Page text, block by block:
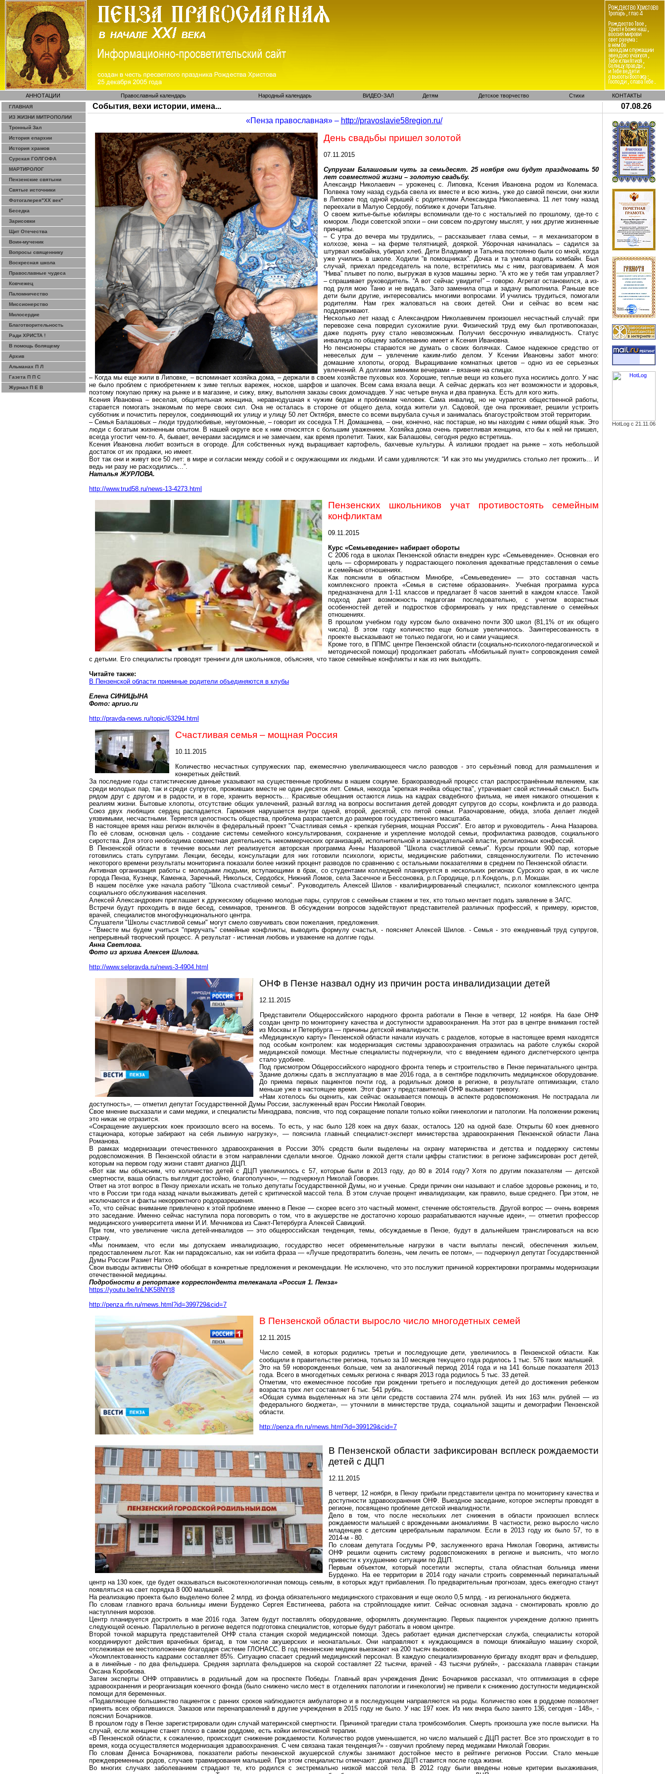
АННОТАЦИИ Православный календарь Народный календарь ВИДЕО-ЗАЛ Детям Детское творчество Стихи КОНТАКТЫ
ГЛАВНАЯ
ИЗ ЖИЗНИ МИТРОПОЛИИ
Тронный Зал
История епархии
История храмов
Сурская ГОЛГОФА
МАРТИРОЛОГ
Пензенские святыни
Святые источники
Фотогалерея"ХХ век"
Беседка
Зарисовки
Щит Отечества
Воин-мученик
Вопросы священнику
Воскресная школа
Православные чудеса
Ковчежец
Паломничество
Миссионерство
Милосердие
Благотворительность
Ради ХРИСТА !
В помощь болящему
Архив
Альманах П Л
Газета П П С
Журнал П Е В
События, вехи истории, имена...
07.08.26
«Пенза православная» – http://pravoslavie58region.ru/
День свадьбы пришел золотой
07.11.2015
Супругам Балашовымчуть за семьдесят. 25 ноября они будут праздновать 50
лет совместной жизни – золотую свадьбу.
Александр Николаевич – уроженец с. Липовка, Ксения Ивановна родом из Колемаса.
Полвека тому назад судьба свела их вместе и всю жизнь, уже до самой пенсии, они жили
вЛиповке под одной крышей с родителями Александра Николаевича. 11 лет тому назад
переехали в Малую Сердобу, поближе к дочери Татьяне.
О своем житье-бытье юбиляры вспоминали где-то сностальгией по прошлому, где-то с
юмором. Люди советской эпохи – они совсем по-другому мыслят, у них другие жизненные
принципы.
– С утра до вечера мы трудились, – рассказывает глава семьи, – я механизатором в
колхозе, жена – на ферме телятницей, дояркой. Уборочная начиналась – садился за
штурвал комбайна, убирал хлеб. Дети Владимир и Татьяна постоянно были со мной, когда
уже учились в школе. Ходили “в помощниках”. Дочка и та умела водить комбайн. Был
случай, приехал председатель на поле, встретились мы с ним, разговариваем. А моя
“Нива” плывет по полю, выгружая в кузов машины зерно. “А кто же у тебя там управляет?
– спрашивает руководитель. “А вот сейчас увидите!” – говорю. Агрегат остановился, а из-
под руля мою Таню и не видать. Зато заменила отца и задачу выполнила. Раньше все
дети были другие, интересовались многими вопросами. И учились трудиться, помогали
родителям. Нам грех жаловаться на своих детей. Они и сейчас во всем нас
поддерживают.
Несколько лет назад с Александром Николаевичем произошел несчастный случай: при
перевозке сена повредил сухожилие руки. Физический труд ему был противопоказан,
даже поднять руку стало невозможным. Получил бессрочную инвалидность. Статус
инвалида по общему заболеванию имеет и Ксения Ивановна.
Но пенсионеры стараются не думать о своих болячках. Самое надежное средство от
невеселых дум – увлечение каким-либо делом. У Ксении Ивановны забот много:
домашние хлопоты, огород. Выращивание комнатных цветов – одно из ее серьезных
увлечений. А долгими зимними вечерами – вязание на спицах.
– Когда мы еще жили вЛиповке, – вспоминает хозяйка дома, – держали в своем хозяйстве пуховых коз. Хорошие, теплые вещи из козьего пуха носились долго. У нас
не было проблем с приобретением к зиме теплых варежек, носков, шарфов и шапочек. Всем сама вязала вещи. А сейчас держать коз нет возможности и здоровья,
поэтому покупаю пряжу на рынке и в магазине, и сижу, вяжу, выполняя заказы своих домочадцев. У нас четыре внука и два правнука. Есть для кого жить.
Ксения Ивановна – веселая, общительная женщина, неравнодушная к чужим бедам и проблемам человек. Сама инвалид, но не чурается общественной работы,
старается помогать знакомым по мере своих сил. Она не осталась в стороне от общего дела, когда жители ул. Садовой, где она проживает, решили устроить
субботник и почистить переулок, соединяющий их улицу и улицу 50 лет Октября, вместе со всеми вырубала сучья и занималась благоустройством этой территории.
– Семья Балашовых – люди трудолюбивые, неугомонные, – говорит их соседка Т.Н. Домашнева, – они, конечно, нас постарше, но мы находим с ними общий язык. Это
люди с богатым жизненным опытом. В нашей округе все к ним относятся с большим уважением. Хозяйка дома очень приветливая женщина, кто бы к ней ни пришел,
всегда угостит чем-то. А, бывает, вечерами засидимся и не замечаем, как время пролетит. Таких, как Балашовы, сегодня редко встретишь.
Ксения Ивановна любит возиться в огороде. Для собственных нужд выращивает картофель, бахчевые культуры. А излишки продает на рынке – хоть небольшой
достаток от их продажи, но имеет.
Вот так они и живут все 50 лет: в мире и согласии между собой и с окружающими их людьми. И сами удивляются: “И как это мы умудрились столько лет прожить... И
ведь ни разу не расходились...”.
Наталья ЖУРЛОВА.
http://www.trud58.ru/news-13-4273.html
Пензенских школьников учат противостоять семейным
конфликтам
09.11.2015
Курс «Семьеведение» набирает обороты
С 2006 года в школах Пензенской области внедрен курс «Семьеведение». Основная его
цель — сформировать у подрастающего поколения адекватные представления о семье
и семейных отношениях.
Как пояснили в областном Минобре, «Семьеведение» — это составная часть
комплексного проекта «Семья в системе образования». Учебная программа курса
предназначена для 1-11 классов и предлагает 8 часов занятий в каждом классе. Такой
подход дает возможность педагогам последовательно, с учетом возрастных
особенностей детей и подростков сформировать у них представление о семейных
отношениях.
В прошлом учебном году курсом было охвачено почти 300 школ (81,1% от их общего
числа). В этом году количество еще больше увеличилось. Заинтересованность в
проекте высказывают не только педагоги, но и сами учащиеся.
Кроме того, в ППМС центре Пензенской области (социально-психолого-педагогической и
методической помощи) продолжает работать «Мобильный пункт» сопровождения семей
с детьми. Его специалисты проводят тренинги для школьников, объясняя, что такое семейные конфликты и как из них выходить.
Читайте также:
В Пензенской области приемные родители объединяются в клубы
Елена СИНИЦЫНА
Фото: apruo.ru
http://pravda-news.ru/topic/63294.html
Счастливая семья – мощная Россия
10.11.2015
Количество несчастных супружеских пар, ежемесячно увеличивающееся число разводов - это серьёзный повод для размышления и
конкретных действий.
За последние годы статистические данные указывают на существенные проблемы в нашем социуме. Бракоразводный процесс стал распространённым явлением, как
среди молодых пар, так и среди супругов, проживших вместе не один десяток лет. Семья, некогда "крепкая ячейка общества", утрачивает свой истинный смысл. Быть
рядом друг с другом и в радости, и в горе, хранить верность… Красивые обещания остаются лишь на кадрах свадебного фильма, не имея никакого отношения к
реалиям жизни. Бытовые хлопоты, отсутствие общих увлечений, разный взгляд на вопросы воспитания детей доводят супругов до ссоры, конфликта и до развода.
Союз двух любящих сердец распадается. Гармония нарушается внутри одной, второй, десятой, сто пятой семьи. Разочарование, обида, злоба делает людей
уязвимыми, несчастными. Теряется целостность общества, проблема разрастается до размеров государственного масштаба.
В настоящее время наш регион включён в федеральный проект "Счастливая семья - крепкая губерния, мощная Россия". Его автор и руководитель - Анна Назарова.
По её словам, основная цель - создание системы семейного консультирования, сохранение и укрепление молодой семьи, профилактика разводов, социального
сиротства. Для этого необходима совместная деятельность некоммерческих организаций, исполнительной и законодательной власти, религиозных конфессий.
В Пензенской области в течение восьми лет реализуется авторская программа Анны Назаровой "Школа счастливой семьи". Курсы прошли 900 пар, которые
готовились стать супругами. Лекции, беседы, консультации для них готовили психологи, юристы, медицинские работники, священнослужители. По истечению
некоторого времени результаты мониторинга показали более низкий процент разводов по сравнению с остальными показателями в среднем по Пензенской области.
Активная организация работы с молодыми людьми, вступающими в брак, со студентами колледжей планируется в нескольких регионах Сурского края, в их числе
города Пенза, Кузнецк, Каменка, Заречный, Никольск, Сердобск, Нижний Ломов, села Засечное и Бессоновка, р.п.Городище, р.п.Кондоль, р.п. Мокшан.
В нашем посёлке уже начала работу "Школа счастливой семьи". Руководитель Алексей Шилов - квалифицированный специалист, психолог комплексного центра
социального обслуживания населения.
Алексей Александрович приглашает к дружескому общению молодые пары, супругов с семейным стажем и тех, кто только мечтает подать заявление в ЗАГС.
Встречи будут проходить в виде бесед, семинаров, тренингов. В обсуждении вопросов задействуют представителей различных профессий, к примеру, юристов,
врачей, специалистов многофункционального центра.
Слушатели "Школы счастливой семьи" могут смело озвучивать свои пожелания, предложения.
- "Вместе мы будем учиться "приручать" семейные конфликты, выводить формулу счастья, - поясняет Алексей Шилов. - Семья - это ежедневный труд супругов,
непрерывный творческий процесс. А результат - истинная любовь и уважение на долгие годы.
Анна Светлова.
Фото из архива Алексея Шилова.
http://www.selpravda.ru/news-3-4904.html
ОНФ в Пензе назвал одну из причин роста инвалидизации детей
12.11.2015
Представители Общероссийского народного фронта работали в Пензе в четверг, 12 ноября. На базе ОНФ
создан центр по мониторингу качества и доступности здравоохранения. На этот раз в центре внимания гостей
из Москвы и Петербурга — причины детской инвалидности.
«Медицинскую карту» Пензенской области начали изучать с разделов, которые в настоящее время находятся
под особым контролем: как модернизация системы здравоохранения отразилась на работе службы скорой
медицинской помощи. Местные специалисты подчеркнули, что с введением единого диспетчерского центра
стало удобнее.
Под присмотром Общероссийского народного фронта теперь и строительство в Пензе перинатального центра.
Здание должны сдать в эксплуатацию в мае 2016 года, а в сентябре подключить медицинское оборудование.
До приема первых пациентов почти год, а родильных домов в регионе, в результате оптимизации, стало
меньше уже в настоящее время. Этот факт у представителей ОНФ вызывает тревогу.
«Нам хотелось бы оценить, как сейчас оказывается помощь в аспекте родовспоможения. Не пострадала ли
доступность», — отметил депутат Государственной Думы России, заслуженный врач России Николай Говорин.
Свое мнение высказали и сами медики, и специалисты Минздрава, пояснив, что под сокращение попали только койки гинекологии и патологии. На положении рожениц
это никак не отразится.
«Сокращение акушерских коек произошло всего на восемь. То есть, у нас было 128 коек на двух базах, осталось 120 на одной базе. Открыты 60 коек дневного
стационара, которые забирают на себя львиную нагрузку», — пояснила главный специалист-экспертминистерства здравоохранения Пензенской области Лана
Романова.
В рамках модернизации отечественного здравоохранения в России 30% средств были выделены на охрану материнства и детства и поддержку системы
родовспоможения. В Пензенской области в этом направлении сделали многое. Однако ложкой дегтя стали цифры статистики: в регионе зафиксирован рост детей,
которым на первом году жизни ставят диагноз ДЦП.
«Вот как мы объясним, что количество детей с ДЦП увеличилось с 57, которые были в 2013 году, до 80 в 2014 году? Хотя по другим показателям — детской
смертности, ваша область выглядит достойно, благополучно», — подчеркнул Николай Говорин.
Ответ на этот вопрос в Пензу приехали искать не только депутаты Государственной Думы, но и ученые. Среди причин они называют и слабое здоровье рожениц, и то,
что в России три года назад начали выхаживать детей с критической массой тела. В этом случае процент инвалидизации, как правило, выше среднего. При этом, не
исключаются и факты некорректного родоразрешения.
«То, что сейчас внимание привлечено к этой проблеме именно в Пензе — скорее всего это частный момент, стечение обстоятельств. Другой вопрос — очень вовремя
это заседание. Именно сейчас наступила пора поговорить о том, что в акушерстве не достаточно хорошо разрабатываются научные идеи», — отметил профессор
медицинского университета имени И.И. Мечникова из Санкт-Петербурга Алексей Савицкий.
При том, что увеличение числа детей-инвалидов — это общероссийская тенденция, темы, обсуждаемые в Пензе, будут в дальнейшем транслироваться на всю
страну.
«Мы понимаем, что если мы допускаем инвалидизацию, государство несет обременительные нагрузки в части выплаты пенсий, обеспечения жильем,
предоставлением льгот. Как ни парадоксально, как ни избита фраза — «Лучше предотвратить болезнь, чем лечить ее потом», — подчеркнул депутат Государственной
Думы России Разиет Натхо.
Свои выводы активисты ОНФ обобщат в конкретные предложения и рекомендации. Не исключено, что это послужит причиной корректировки программы модернизации
отечественной медицины.
Подробности в репортаже корреспондента телеканала «Россия 1. Пенза»
https://youtu.be/lnLNK58NYt8
http://penza.rfn.ru/rnews.html?id=399729&cid=7
В Пензенской области выросло число многодетных семей
12.11.2015
Число семей, в которых родились третьи и последующие дети, увеличилось в Пензенской области. Как
сообщили в правительстве региона, только за 10 месяцев текущего года родилось 1 тыс. 576 таких малышей.
Это на 59 новорожденных больше, чем за аналогичный период 2014 года и на 141 больше показателя 2013
года. Всего в многодетных семьях региона с января 2013 года родилось 5 тыс. 33 детей.
Отметим, что ежемесячное пособие при рождении третьего и последующих детей до достижения ребенком
возраста трех лет составляет 6 тыс. 541 рубль.
«Общая сумма выделенных на эти цели средств составила 274 млн. рублей. Из них 163 млн. рублей — из
федерального бюджета», — уточнили в министерстве труда, социальной защиты и демографии Пензенской
области.
http://penza.rfn.ru/rnews.html?id=399129&cid=7
В Пензенской области зафиксирован всплеск рождаемости
детей с ДЦП
12.11.2015
В четверг, 12 ноября, в Пензу прибыли представители центра по мониторингу качества и
доступности здравоохранения ОНФ. Выездное заседание, которое эксперты проводят в
регионе, посвящено проблеме детской инвалидности.
Дело в том, что после нескольких лет снижения в области произошел всплеск
рождаемости малышей с врожденными аномалиями. В частности, резко выросло число
младенцев с детским церебральным параличом. Если в 2013 году их было 57, то в
2014-м - 80.
По словам депутата Госдумы РФ, заслуженного врача Николая Говорина, активисты
ОНФ решили оценить систему родовспоможениях в регионе и выяснить, что могло
привести к ухудшению ситуации по ДЦП.
Первым объектом, который посетили эксперты, стала областная больница имени
Бурденко. На ее территории в 2014 году начали строить современный перинатальный
центр на 130 коек, где будет оказываться высокотехнологичная помощь семьям, в которых ждут прибавления. По предварительным прогнозам, здесь ежегодно станут
появляться на свет порядка 8 000 малышей.
На реализацию проекта было выделено более 2 млрд. из фонда обязательного медицинского страхования и еще около 0,5 млрд. - из регионального бюджета.
По словам главного врача больницы имени Бурденко Сергея Евстигнеева, работа на стройплощадке кипит. Сейчас основная задача - смонтировать кровлю до
наступления морозов.
Центр планируется достроить в мае 2016 года. Затем будут поставлять оборудование, оформлять документацию. Первых пациенток учреждение должно принять
следующей осенью. Параллельно в регионе ведется подготовка специалистов, которые будут работать в новом центре.
Второй точкой маршрута представителей ОНФ стала станция скорой медицинской помощи. Здесь работает единая диспетчерская служба, специалисты которой
координируют действия врачебных бригад, в том числе акушерских и неонатальных. Они направляют к нуждающимсяв помощи ближайшую машину скорой,
отслеживая ее местоположение благодаря системе ГЛОНАСС. В год пензенские медики выезжают на 200 тысяч вызовов.
«Укомплектованность кадрами составляет 85%. Ситуацию спасает средний медицинский персонал. В каждую специализированную бригаду входят врач и фельдшер,
а в линейные - по два фельдшера. Средняя зарплата фельдшеров на скорой составляет 22 тысячи, врачей - 43 тысячи рублей», - рассказала главврач станции
Оксана Коробкова.
Затем эксперты ОНФ отправились в родильный дом на проспекте Победы. Главный врач учреждения Денис
Бочарниковрассказал, что оптимизация в сфере
здравоохранения и реорганизация коечного фонда (было снижено число мест в отделениях патологии и гинекологии) не привели к снижению доступности медицинской
помощи для беременных.
«Подавляющее большинство пациенток с ранних сроков наблюдаются амбулаторно и в последующем направляются на роды. Количество коек в роддоме позволяет
принять всех обратившихся. Заказов или перенаправленийв другие учреждения в 2015 году не было. У нас 197 коек. Из них вчера было занято 136, сегодня - 148», -
пояснил Бочарников.
В прошлом году в Пензе зарегистрировали один случай материнской смертности. Причиной трагедии стала тромбоэмболия. Смерть произошла уже после выписки. На
случай, если женщине станет плохо в самом роддоме, есть койки интенсивной терапии.
«В Пензенской области, к сожалению, происходит снижение рождаемости. Количество родов уменьшается, но число малышей с ДЦП растет. Все это происходит в то
время, когда осуществляется модернизация здравоохранения. С чем связана такая тенденция?» - озвучил проблему перед медиками Николай Говорин.
По словам Дениса Бочарникова, показатели работы пензенской акушерской службы занимают достойное место в рейтинге регионов России. Стало меньше
преждевременных родов, случаев травмирования малышей. При этом специалисты отмечают: диагноз ДЦП ставится после года жизни.
Во многих случаях заболеванием страдают те, кто родился с экстремально низкой массой тела. В 2012 году были введены новые критерии выхаживания,
HotLog с 21.11.06